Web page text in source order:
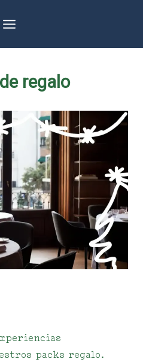
regalo
packs regalo.